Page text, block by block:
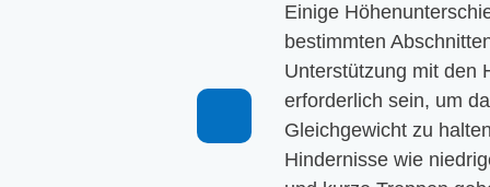
Einige
bestimmten
Unterstützung mit den
erforderlich sein, um
Gleichgewicht zu
Hindernisse wie